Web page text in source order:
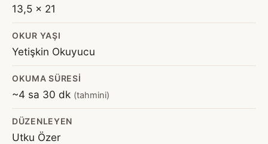
13,5 x 21
OKUR YAŞI
Yetişkin Okuyucu
OKUMA SÜRESI
~4 sa 30 dk (tahmini)
DÜZENLEYEN
Utku Özer